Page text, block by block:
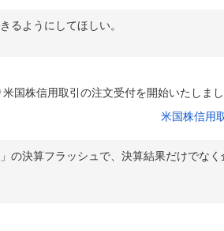
るようにしてほしい。
国株信用取引の注文受付を開始いたしま
米国株信用
」の決算フラッシュで、決算結果だけでな